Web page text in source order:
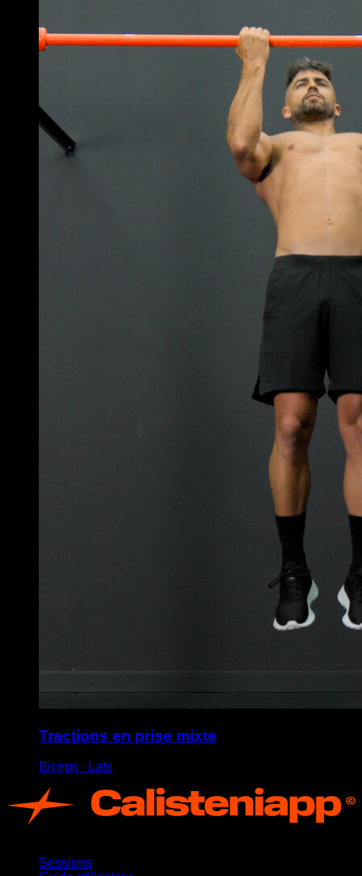
Tractions en prise mixte
Biceps ∙ Lats
Sessions